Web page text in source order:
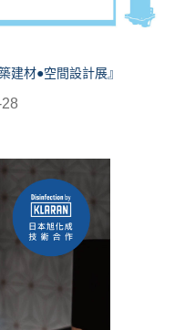
建材●空間設計展』